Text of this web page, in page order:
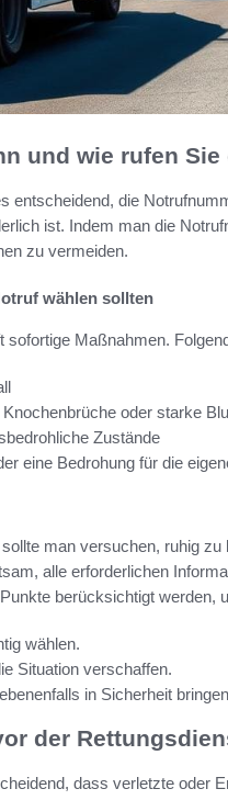
und wie rufen
entscheidend, die
ist. Indem man die
zu vermeiden.
wählen sollten
sofortige Maßnahmen.
oder starke
Zustände
eine Bedrohung für die
man versuchen, ruhig
alle erforderlichen
berücksichtigt werden,
wählen.
Situation verschaffen.
in Sicherheit
der
dass verletzte oder